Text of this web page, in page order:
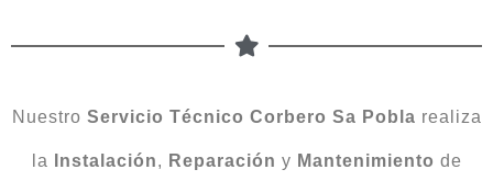
Nuestro Servicio Técnico Corbero Sa Pobla realiza
la Instalación, Reparación y Mantenimiento de